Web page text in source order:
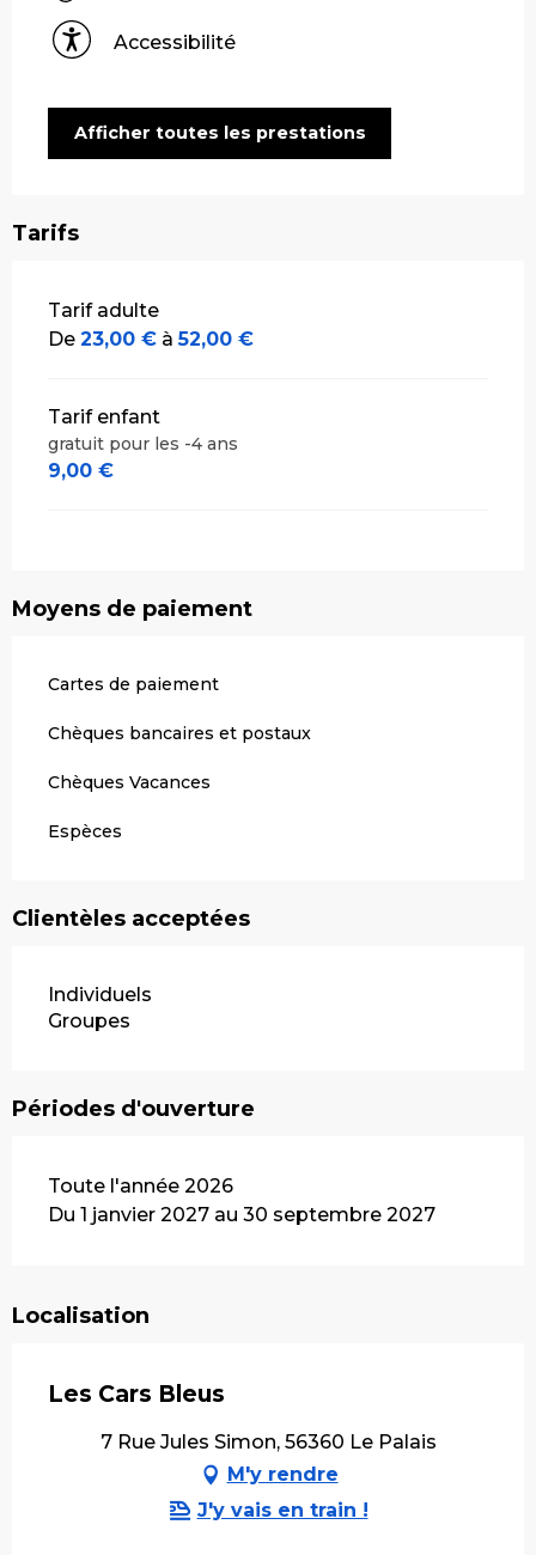
Accessibilité
Afficher toutes les prestations
Tarifs
Tarifs 2026
Tarif adulte
De 23,00 € à52,00 €
Tarif enfant
gratuit pour les -4 ans
9,00 €
Moyens de paiement
Cartes de paiement
Chèques bancaires et postaux
Chèques Vacances
Espèces
Clientèles acceptées
Individuels
Groupes
Périodes d'ouverture
Toute l'année 2026
Du 1 janvier 2027 au 30 septembre 2027
Localisation
Les Cars Bleus
7 Rue Jules Simon, 56360 Le Palais
M'y rendre
J'y vais en train !